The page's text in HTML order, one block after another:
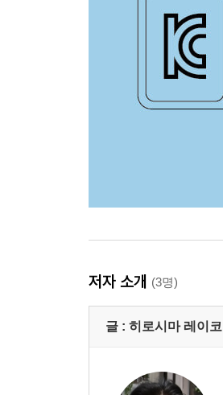
저자 소개 (3명)
글 : 히로시마 레이코